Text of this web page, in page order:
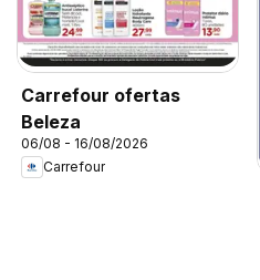
Carrefour ofertas
Beleza
06/08 - 16/08/2026
Carrefour